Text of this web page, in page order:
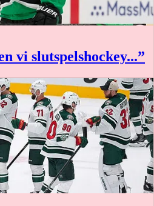
vi slutspelshockey...”